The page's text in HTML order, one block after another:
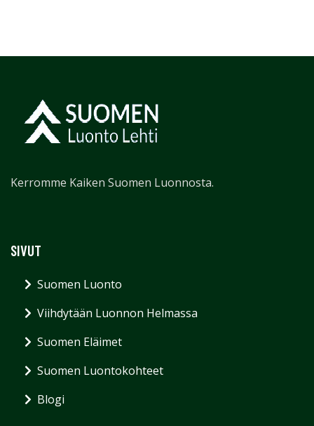
Kerromme Kaiken Suomen Luonnosta.
SIVUT
Suomen Luonto
Viihdytään Luonnon Helmassa
Suomen Eläimet
Suomen Luontokohteet
Blogi